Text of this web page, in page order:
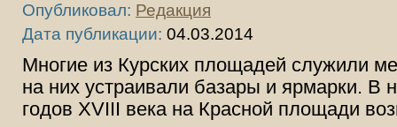
Опубликовал: Редакция
Дата публикации: 04.03.2014
Многие из Курских площадей служили
на них устраивали базары и ярмарки. В
годов XVIII века на Красной площади